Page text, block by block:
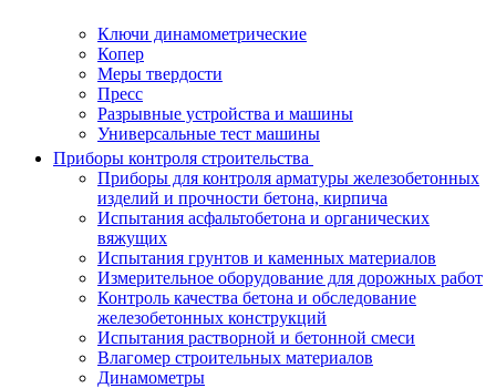
Ключи динамометрические
Копер
Меры твердости
Пресс
Разрывные устройства и машины
Универсальные тест машины
Приборы контроля строительства
Приборы для контроля арматуры железобетонных
изделий и прочности бетона, кирпича
Испытания асфальтобетона и органических
вяжущих
Испытания грунтов и каменных материалов
Измерительное оборудование для дорожных работ
Контроль качества бетона и обследование
железобетонных конструкций
Испытания растворной и бетонной смеси
Влагомер строительных материалов
Динамометры